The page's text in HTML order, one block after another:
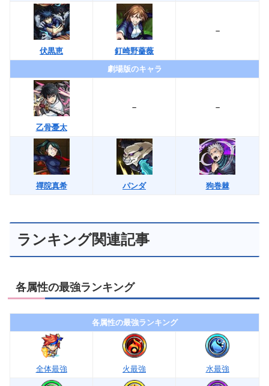
伏黒恵 釘崎野薔薇
–
劇場版のキャラ
乙骨憂太
– –
禪院真希 パンダ 狗巻棘
ランキング関連記事
各属性の最強ランキング
各属性の最強ランキング
全体最強 火最強 水最強